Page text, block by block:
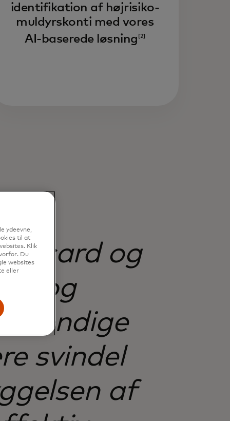
identifikation af højrisiko-
muldyrskonti med vores
AI-baserede løsning
[2]
og
og
svindel
af
ydeevne,
til at
Klik
Du
websites
eller